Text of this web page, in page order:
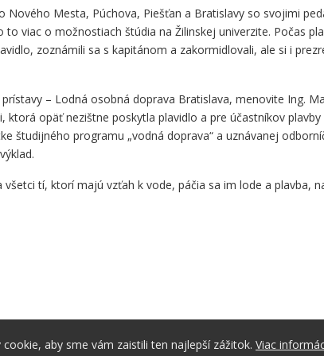
Nového Mesta, Púchova, Piešťan a Bratislavy so svojimi
viac o možnostiach štúdia na Žilinskej univerzite. Počas
zoznámili sa s kapitánom a zakormidlovali, ale si i
– Lodná osobná doprava Bratislava, menovite Ing.
opäť nezištne poskytla plavidlo a pre účastníkov
študijného programu „vodná doprava“ a uznávanej
tí, ktorí majú vzťah k vode, páčia sa im lode a plavba,
aby sme vám zaistili ten najlepší zážitok. Viac